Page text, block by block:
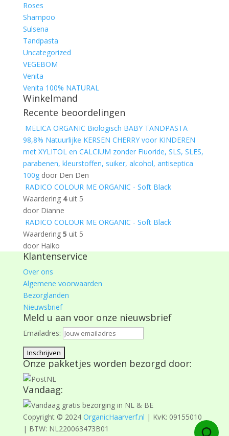
Roses
Shampoo
Sulsena
Tandpasta
Uncategorized
VEGEBOM
Venita
Venita 100% NATURAL
Winkelmand
Recente beoordelingen
MELICA ORGANIC Biologisch BABY TANDPASTA
98,8% Natuurlijke KERSEN CHERRY voor KINDEREN
met XYLITOL en CALCIUM zonder Fluoride, SLS, SLES,
parabenen, kleurstoffen, suiker, alcohol, antiseptica
100g door Den Den
RADICO COLOUR ME ORGANIC - Soft Black
Waardering 4uit 5
door Dianne
RADICO COLOUR ME ORGANIC - Soft Black
Waardering 5 uit 5
door Haiko
Klantenservice
Over ons
Algemene voorwaarden
Bezorglanden
Nieuwsbrief
Meld u aan voor onze nieuwsbrief
Emailadres:
Onze pakketjes worden bezorgd door:
Vandaag:
Copyright © 2024 OrganicHaarverf.nl | KvK: 09155010
| BTW: NL220063473B01